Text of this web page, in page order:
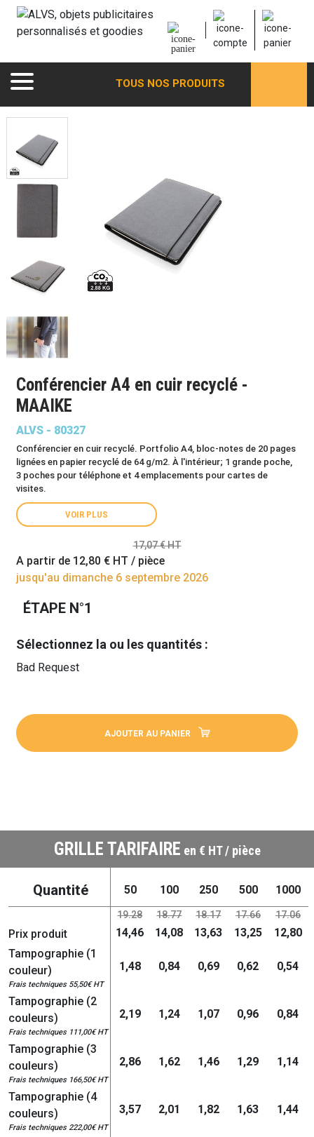
TOUS NOS PRODUITS
Conférencier A4 en cuir recyclé -
MAAIKE
ALVS - 80327
Conférencier en cuir recyclé. Portfolio A4, bloc-notes de 20 pages
lignées en papier recyclé de 64 g/m2. À l'intérieur; 1 grande poche,
3 poches pour téléphone et 4 emplacements pour cartes de
visites.
VOIR PLUS
17,07 € HT
A partir de 12,80 € HT / pièce
jusqu'au dimanche 6 septembre 2026
ÉTAPE N°1
Sélectionnez la ou les quantités :
Bad Request
AJOUTER AU PANIER
GRILLE TARIFAIRE en € HT / pièce
Quantité 50 100 250 500 1000
19.28 18.77 18.17 17.66 17.06
Prix produit 14,46 14,08 13,63 13,25
12,80
Tampographie (1
couleur)
Frais techniques 55,50€ HT
1,48 0,84 0,69 0,62 0,54
Tampographie (2
couleurs)
Frais techniques 111,00€ HT
2,19 1,24 1,07 0,96 0,84
Tampographie (3
couleurs)
Frais techniques 166,50€ HT
2,86 1,62 1,46 1,29 1,14
Tampographie (4
couleurs)
Frais techniques 222,00€ HT
3,57 2,01 1,82 1,63 1,44